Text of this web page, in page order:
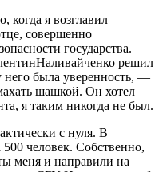
я возглавил
совершенно
государства.
решил
него была уверенность, —
шашкой. Он хотел
я таким никогда не был.
с нуля. В
человек. Собственно,
меня и направили на